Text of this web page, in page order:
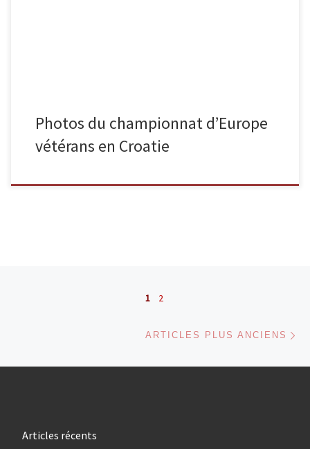
Photos du championnat d’Europe
vétérans en Croatie
Navigation dans les articles
1 2
ARTICLES PLUS ANCIENS
Articles récents